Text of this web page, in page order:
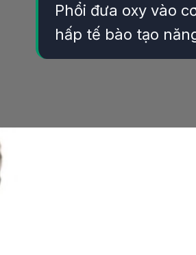
Phổi đưa oxy vào
hấp tế bào tạo